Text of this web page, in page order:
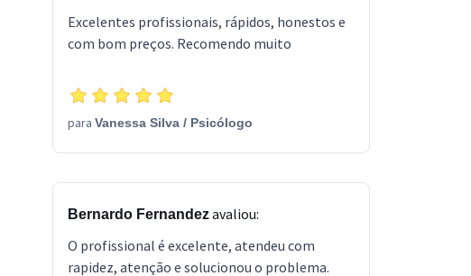
Excelentes profissionais, rápidos, honestos e
com bom preços. Recomendo muito
para Vanessa Silva / Psicólogo
Bernardo Fernandezavaliou:
O profissional é excelente, atendeu com
rapidez, atenção e solucionou o problema.